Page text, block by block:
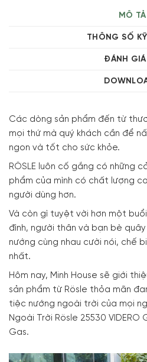
MÔ TẢ
THÔNG SỐ
ĐÁNH
Các dòng sản phẩm đến từ
mọi thứ mà quý khách cần để
ngon và tốt cho sức khỏe.
RÖSLE luôn cố gắng có những
phẩm của mình có chất lượng
người dùng hơn.
Và còn gì tuyệt vời hơn một
đình, người thân và bạn bè
nướng cùng nhau cười nói, chế
nhất.
Hôm nay, Minh House sẽ giới
sản phẩm từ Rösle thỏa mãn
tiệc nướng ngoài trời của mọi
Ngoài Trời Rösle 25530 VIDERO
Gas.